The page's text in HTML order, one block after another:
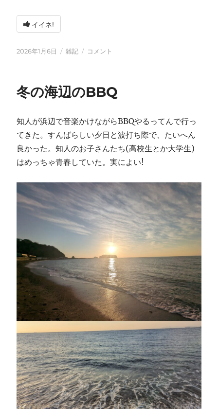
イイネ!
投
2026年1月6日
カ
ー
雑記
2026
コメント
冬の海辺のBBQ
知人が浜辺で音楽かけながらBBQやるってんで行っ
てきた。すんばらしい夕日と波打ち際で、たいへん
良かった。知人のお子さんたち(高校生とか大学生)
はめっちゃ青春していた。実によい!